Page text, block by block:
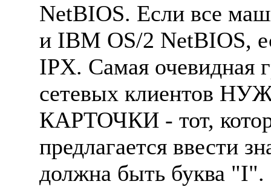
NetBIOS. Если все
и IBM OS/2 NetBIOS,
IPX. Самая очевидная
сетевых клиентов
КАРТОЧКИ - тот,
пpедлагается ввести
должна быть буква "I".